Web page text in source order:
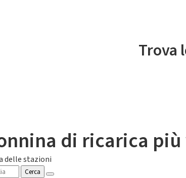
Trova
di ricarica
delle stazioni
Cerca